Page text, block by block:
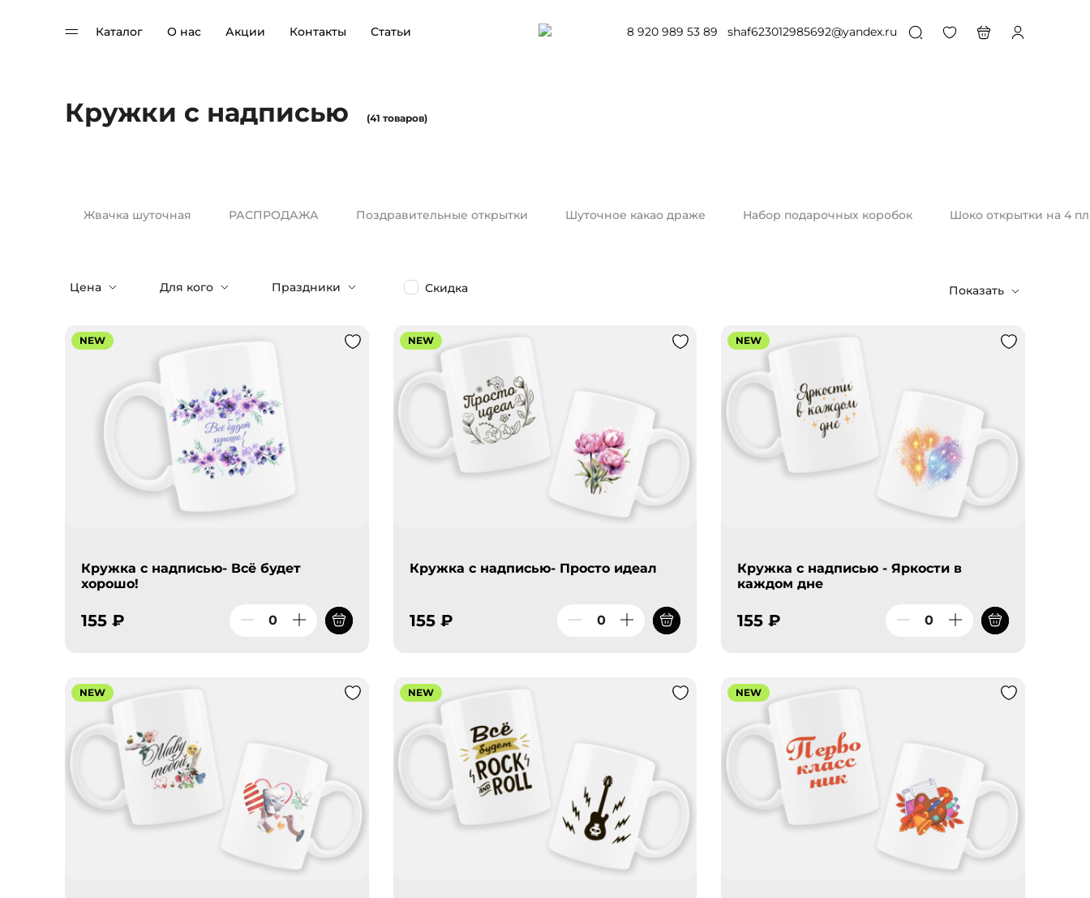
Каталог О нас Акции Контакты Статьи 8 920 989 53 89 shaf623012985692@yandex.ru
Кружки с надписью (41 товаров)
Жвачка шуточная РАСПРОДАЖА Поздравительные открытки Шуточное какао драже Набор подарочных коробок Шоко открытки на 4
Цена Для кого Праздники Скидка Показать
NEW
Кружка с надписью- Всё будет
хорошо!
155 ₽
NEW
Кружка с надписью- Просто идеал
155 ₽
NEW
Кружка с надписью - Яркости в
каждом дне
155 ₽
NEW NEW NEW